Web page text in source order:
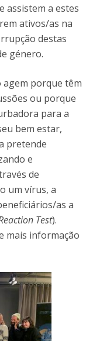
assistem a estes
ativos/as na
destas
género.
agem porque têm
ou porque
para a
bem estar,
pretende
e
de
um vírus, a
as a
Test).
mais informação